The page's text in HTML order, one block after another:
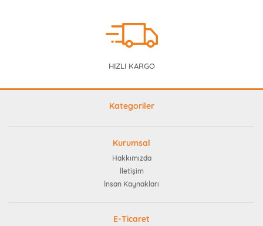
HIZLI KARGO
Kategoriler
Kurumsal
Hakkımızda
İletişim
İnsan Kaynakları
E-Ticaret